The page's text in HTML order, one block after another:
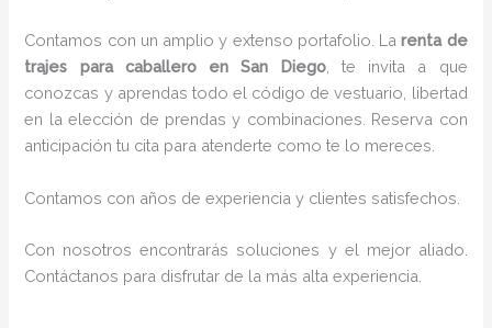
Contamos con un amplio y extenso portafolio. Larenta de
trajes para caballero en San Diego, te invita a que
conozcas y aprendas todo el código de vestuario, libertad
en la elección de prendas y combinaciones. Reserva con
anticipación tu cita para atenderte como te lo mereces.
Contamos con años de experiencia y clientes satisfechos.
Con nosotros encontrarás soluciones y el mejor aliado.
Contáctanos para disfrutar de la más alta experiencia.